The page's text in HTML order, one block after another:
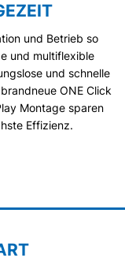
und Betrieb so
und multiflexible
und schnelle
ONE Click
Montage sparen
Effizienz.